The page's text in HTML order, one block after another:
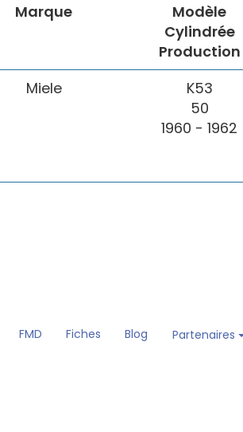
Marque
Modèle
Cylindrée
Production
Miele
K53
50
1960 - 1962
FMD Fiches Blog Partenaires